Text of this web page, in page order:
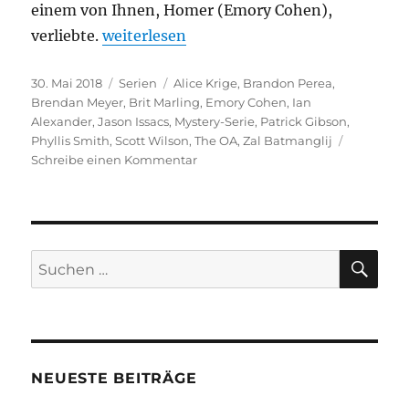
einem von Ihnen, Homer (Emory Cohen),
verliebte.„The OA“
weiterlesen
Veröffentlicht
am
30. Mai 2018 Kategorien
Serien Schlagwörter
Alice Krige, Brandon Perea,
Brendan Meyer, Brit Marling, Emory Cohen, Ian
Alexander,Jason Issacs, Mystery-Serie, Patrick Gibson,
Phyllis Smith,Scott Wilson,The OA,Zal Batmanglij
Schreibe einen Kommentarzu
Suchen
nach:
NEUESTE BEITRÄGE